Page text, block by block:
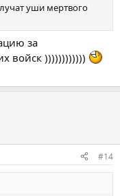
уши мертвого
за
войск ))))))))))))
#14